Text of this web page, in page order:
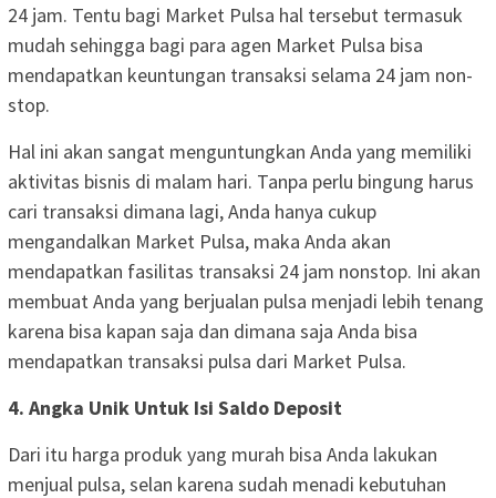
24 jam. Tentu bagi Market Pulsa hal tersebut termasuk
mudah sehingga bagi para agen Market Pulsa bisa
mendapatkan keuntungan transaksi selama 24 jam non-
stop.
Hal ini akan sangat menguntungkan Anda yang memiliki
aktivitas bisnis di malam hari. Tanpa perlu bingung harus
cari transaksi dimana lagi, Anda hanya cukup
mengandalkan Market Pulsa, maka Anda akan
mendapatkan fasilitas transaksi 24 jam nonstop. Ini akan
membuat Anda yang berjualan pulsa menjadi lebih tenang
karena bisa kapan saja dan dimana saja Anda bisa
mendapatkan transaksi pulsa dari Market Pulsa.
4. Angka Unik Untuk Isi Saldo Deposit
Dari itu harga produk yang murah bisa Anda lakukan
menjual pulsa, selan karena sudah menadi kebutuhan